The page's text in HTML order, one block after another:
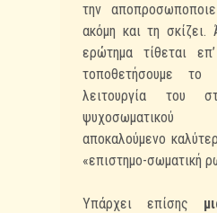
την
ακόμη και τη σκίζει.
ερώτημα τίθεται
τοποθετήσουμε
λειτουργία του
ψυχοσωματικού
αποκαλούμενο
«επιστημο-σωματική
Υπάρχει επίσης